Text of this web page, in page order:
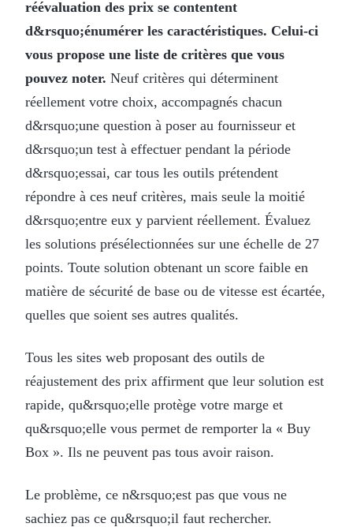
réévaluation des prix se contentent
d&rsquo;énumérer les caractéristiques. Celui-ci
vous propose une liste de critères que vous
pouvez noter. Neuf critères qui déterminent
réellement votre choix, accompagnés chacun
d&rsquo;une question à poser au fournisseur et
d&rsquo;un test à effectuer pendant la période
d&rsquo;essai, car tous les outils prétendent
répondre à ces neuf critères, mais seule la moitié
d&rsquo;entre eux y parvient réellement. Évaluez
les solutions présélectionnées sur une échelle de 27
points. Toute solution obtenant un score faible en
matière de sécurité de base ou de vitesse est écartée,
quelles que soient ses autres qualités.
Tous les sites web proposant des outils de
réajustement des prix affirment que leur solution est
rapide, qu&rsquo;elle protège votre marge et
qu&rsquo;elle vous permet de remporter la « Buy
Box ». Ils ne peuvent pas tous avoir raison.
Le problème, ce n&rsquo;est pas que vous ne
sachiez pas ce qu&rsquo;il faut rechercher.